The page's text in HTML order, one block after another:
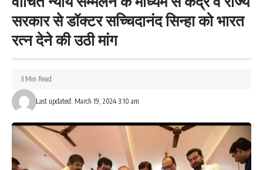
सरकार से डॉक्टर सच्चिदानंद सिन्हा को भारत
रत्न देने की उठी मांग
Last updated: March 19, 2024 3:10 am
3 Min Read